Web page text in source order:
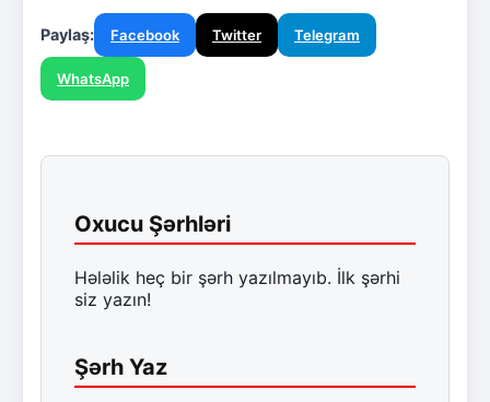
Paylaş: Facebook Twitter Telegram
WhatsApp
Oxucu Şərhləri
Hələlik heç bir şərh yazılmayıb. İlk şərhi
siz yazın!
Şərh Yaz